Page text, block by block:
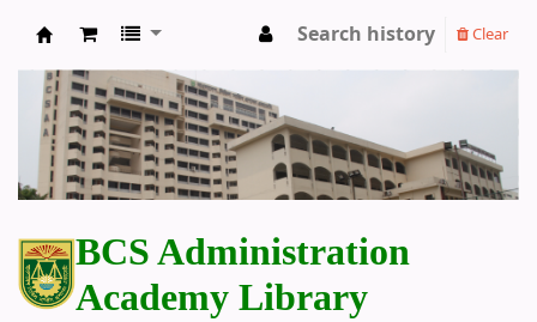
BCS Administration Academy Library
Search history Clear
BCS Administration
Academy Library